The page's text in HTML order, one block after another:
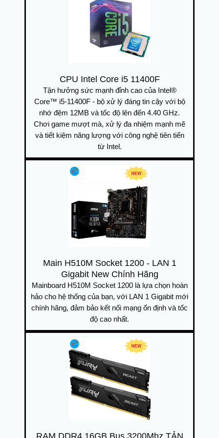
CPU Intel Core i5 11400F
Tận hưởng sức mạnh đỉnh cao của Intel®
Core™ i5-11400F - bộ xử lý đáng tin cậy với bộ
nhớ đệm 12MB và tốc độ lên đến 4.40 GHz.
Chơi game mượt mà, xử lý đa nhiệm mạnh mẽ
và tiết kiệm năng lượng với công nghệ tiên tiến
từ Intel.
Main H510M Socket 1200 - LAN 1
Gigabit New Chính Hãng
Mainboard H510M Socket 1200 là lựa chọn hoàn
hảo cho hệ thống của bạn, với LAN 1 Gigabit mới
chính hãng, đảm bảo kết nối mạng ổn định và tốc
độ cao nhất.
RAM DDR4 16GB Bus 3200Mhz TẢN